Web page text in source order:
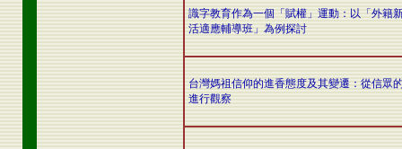
識字教育作為一個「賦權」運動：以「外籍
活適應輔導班」為例探討
台灣媽祖信仰的進香態度及其變遷：從信眾
進行觀察